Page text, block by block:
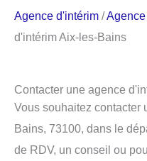
Agence d'intérim /
d'intérim Aix-les-Bains
Contacter une agence
Vous souhaitez contacter
Bains, 73100, dans le
de RDV, un conseil ou